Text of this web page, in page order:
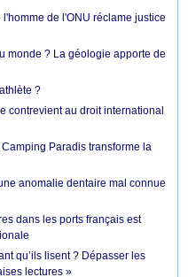
de l'ONU réclame justice
monde ? La géologie apporte de
?
contrevient au droit international
Paradis transforme la
anomalie dentaire mal connue
dans les ports français est
qu’ils lisent ? Dépasser les
lectures »